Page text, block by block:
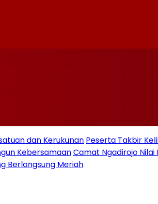
dan Kerukunan Peserta Takbir
KebersamaanCamat Ngadirojo Nilai
Berlangsung Meriah